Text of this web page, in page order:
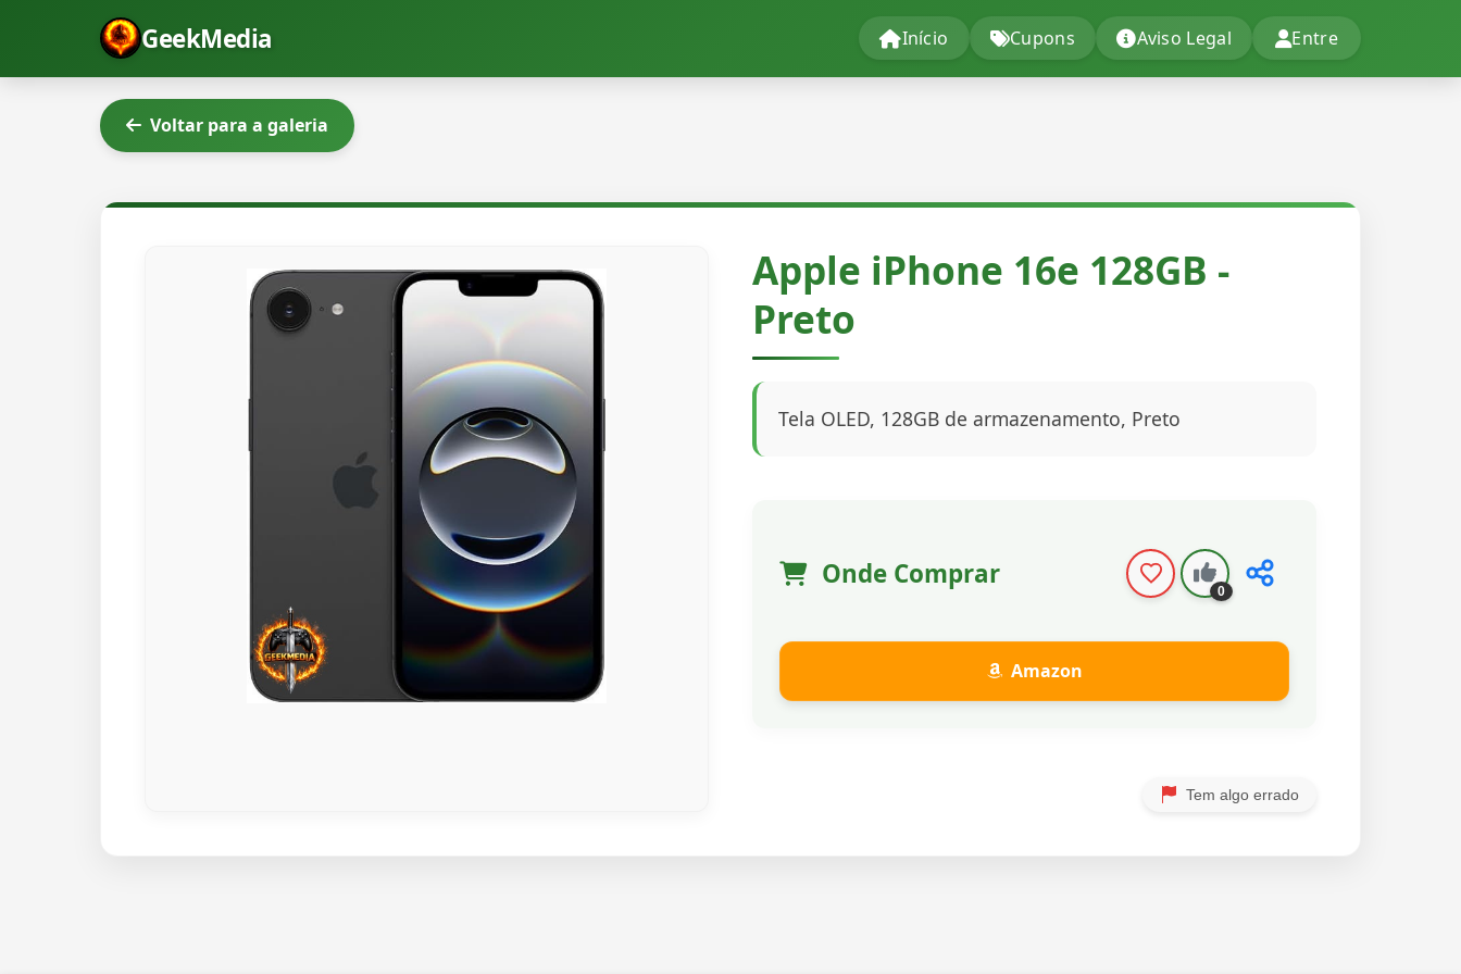
GeekMedia Início Cupons Aviso Legal Entre
Voltar para a galeria
Apple iPhone 16e 128GB -
Preto
Tela OLED, 128GB de armazenamento, Preto
Onde Comprar
0
Amazon
Tem algo errado